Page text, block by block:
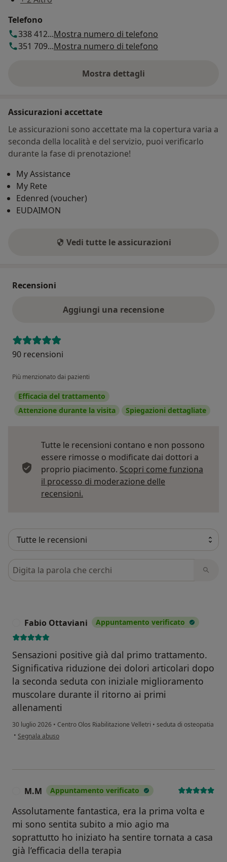
Telefono
338 412...Mostra numero di telefono
351 709...Mostra numero di telefono
Mostra dettagli
sull'indirizzo
Assicurazioni accettate
Le assicurazioni sono accettate ma la copertura varia a
seconda della località e del servizio, puoi verificarlo
durante la fase di prenotazione!
My Assistance
My Rete
Edenred (voucher)
EUDAIMON
Vedi tutte le assicurazioni
Recensioni
Aggiungi una recensione
90 recensioni
Più menzionato dai pazienti
Efficacia del trattamento
Attenzione durante la visita
Spiegazioni dettagliate
Tutte le recensioni contano e non possono
essere rimosse o modificate dai dottori a
proprio piacimento. Scopri come funziona
il processo di moderazione delle
recensioni.
Cerca nelle recensioni
Fabio Ottaviani Appuntamento verificato
Sensazioni positive già dal primo trattamento.
Significativa riduzione dei dolori articolari dopo
la seconda seduta con iniziale miglioramento
muscolare durante il ritorno ai primi
allenamenti
30 luglio 2026 • Centro Olos Riabilitazione Velletri • seduta di osteopatia
• secondo l'opinione dell'utente Fabio Ottaviani
Segnala abuso
M.M Appuntamento verificato
Assolutamente fantastica, era la prima volta e
mi sono sentita subito a mio agio ma
soprattutto ho iniziato ha sentire tornata a casa
già l’efficacia della terapia